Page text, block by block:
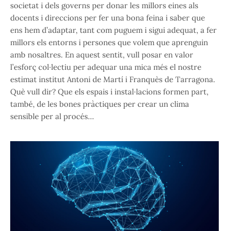
societat i dels governs per donar les millors eines als
docents i direccions per fer una bona feina i saber que
ens hem d’adaptar, tant com puguem i sigui adequat, a fer
millors els entorns i persones que volem que aprenguin
amb nosaltres. En aquest sentit, vull posar en valor
l’esforç col·lectiu per adequar una mica més el nostre
estimat institut Antoni de Martí i Franquès de Tarragona.
Què vull dir? Que els espais i instal·lacions formen part,
també, de les bones pràctiques per crear un clima
sensible per al procés…